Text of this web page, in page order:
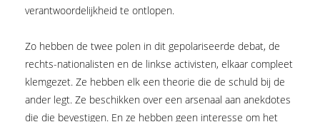
verantwoordelijkheid te ontlopen.
Zo hebben de twee polen in dit gepolariseerde debat, de
rechts-nationalisten en de linkse activisten, elkaar compleet
klemgezet. Ze hebben elk een theorie die de schuld bij de
ander legt. Ze beschikken over een arsenaal aan anekdotes
die die bevestigen. En ze hebben geen interesse om het